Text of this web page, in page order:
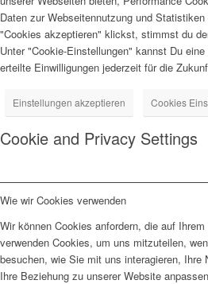
Daten zur Webseitennutzung und
"Cookies akzeptieren" klickst, stimmst du
Unter "Cookie-Einstellungen" kannst Du
erteilte Einwilligungen jederzeit für die
Einstellungen akzeptieren Cookies
Cookie and Privacy Settings
Wie wir Cookies verwenden
Wir können Cookies anfordern, die auf
verwenden Cookies, um uns mitzuteilen,
besuchen, wie Sie mit uns interagieren, Ihre
Ihre Beziehung zu unserer Website